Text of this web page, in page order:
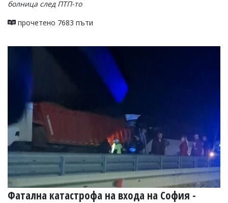
болница след ПТП-то
прочетено 7683 пъти
Фатална катастрофа на входа на София -